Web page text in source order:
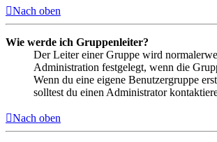
Nach oben
Wie werde ich Gruppenleiter?
Der Leiter einer Gruppe wird
Administration festgelegt, wenn die
Wenn du eine eigene Benutzergruppe
solltest du einen Administrator
Nach oben